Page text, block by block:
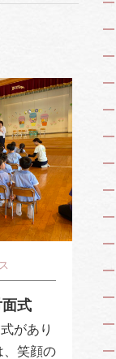
式
があり
、笑顔の